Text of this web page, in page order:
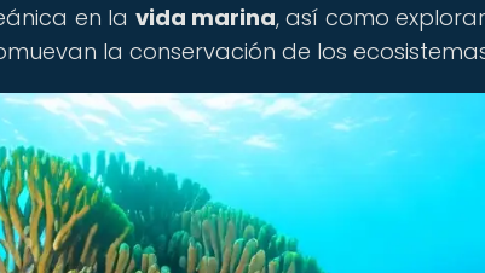
en la vida marina, así como
la conservación de los